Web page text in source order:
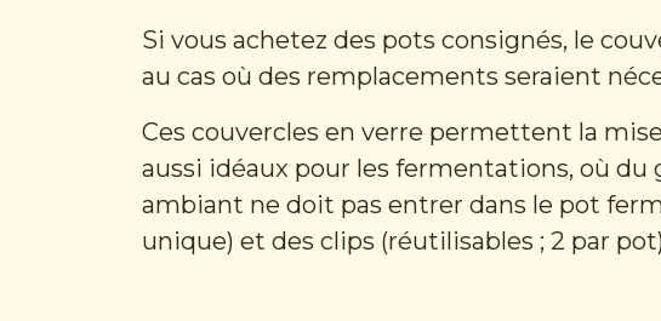
Si vous achetez des pots consignés, le
au cas où des remplacements seraient
Ces couvercles en verre permettent la
aussi idéaux pour les fermentations, où du
ambiant ne doit pas entrer dans le pot
unique) et des clips (réutilisables ; 2 par